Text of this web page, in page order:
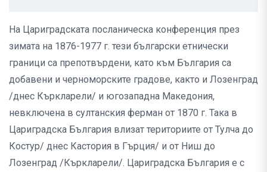
На Цариградската посланическа конференция през
зимата на 1876-1977 г. тези български етнически
граници са препотвърдени, като към България са
добавени и черноморските градове, както и Лозенград
/днес Къркларели/ и югозападна Македония,
невключена в султанския ферман от 1870 г. Така в
Цариградска България влизат териториите от Тулча до
Костур/ днес Кастория в Гърция/ и от Ниш до
Лозенград /Къркларели/. Цариградска България е с